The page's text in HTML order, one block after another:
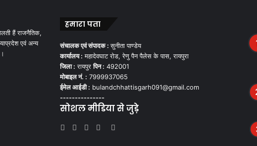
हैं राजनैतिक,
एवं अन्य
हमारा पता
संचालक एवं संपादक :सुनीता पाण्डेय
कार्यालय : महादेवघाट रोड, रेणु पैन पैलेस के पास, रायपुरा
जिला : रायपुरपिन : 492001
मोबाइल नं. : 7999937065
ईमेल आईडी : bulandchhattisgarh091@gmail.com
---------------
सोशल मीडिया से जुड़े
Facebook
TwitterYouTubeInstagram